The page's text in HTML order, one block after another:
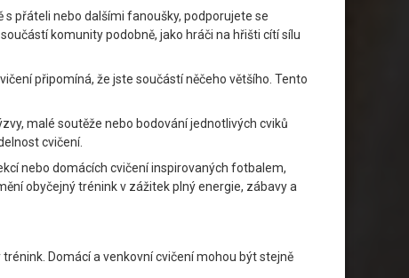
přáteli nebo dalšími fanoušky, podporujete se
komunity podobně, jako hráči na hřišti cítí sílu
připomíná, že jste součástí něčeho většího. Tento
malé soutěže nebo bodování jednotlivých cviků
cvičení.
nebo domácích cvičení inspirovaných fotbalem,
obyčejný trénink v zážitek plný energie, zábavy a
Domácí a venkovní cvičení mohou být stejně